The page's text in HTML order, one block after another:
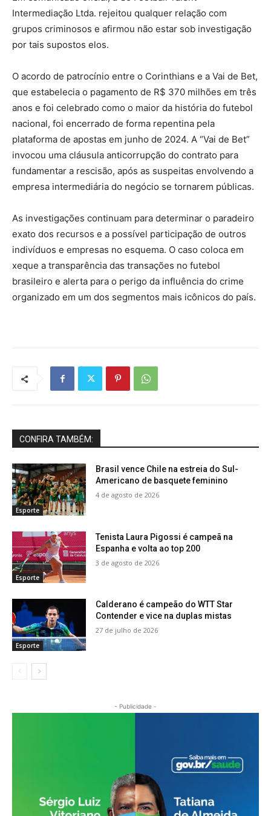
Intermediação Ltda. rejeitou qualquer relação com
grupos criminosos e afirmou não estar sob investigação
por tais supostos elos.
O acordo de patrocínio entre o Corinthians e a Vai de Bet,
que estabelecia o pagamento de R$ 370 milhões em três
anos e foi celebrado como o maior da história do futebol
nacional, foi encerrado de forma repentina pela
plataforma de apostas em junho de 2024. A “Vai de Bet”
invocou uma cláusula anticorrupção do contrato para
fundamentar a rescisão, após as suspeitas envolvendo a
empresa intermediária do negócio se tornarem públicas.
As investigações continuam para determinar o paradeiro
exato dos recursos e a possível participação de outros
indivíduos e empresas no esquema. O caso coloca em
xeque a transparência das transações no futebol
brasileiro e alerta para o perigo da influência do crime
organizado em um dos segmentos mais icônicos do país.
CONFIRA TAMBÉM:
Esporte
Brasil vence Chile na estreia do Sul-
Americano de basquete feminino
4 de agosto de 2026
Esporte
Tenista Laura Pigossi é campeã na
Espanha e volta ao top 200
3 de agosto de 2026
Esporte
Calderano é campeão do WTT Star
Contender e vice na duplas mistas
27 de julho de 2026
- Publicidade -